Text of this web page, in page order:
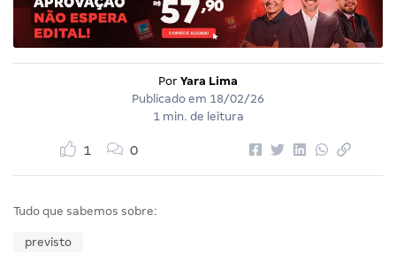
Por Yara Lima
Publicado em 18/02/26
1 min. de leitura
1 0
Tudo que sabemos sobre:
previsto